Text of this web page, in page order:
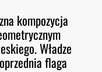
kompozycja
Władze
flaga